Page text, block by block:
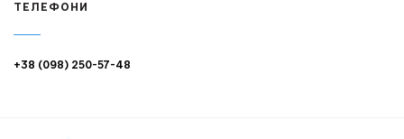
ТЕЛЕФОНИ
+38 (098) 250-57-48